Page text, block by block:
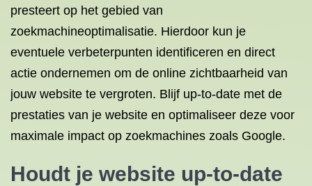
presteert op het gebied van
zoekmachineoptimalisatie. Hierdoor kun je
eventuele verbeterpunten identificeren en direct
actie ondernemen om de online zichtbaarheid van
jouw website te vergroten. Blijf up-to-date met de
prestaties van je website en optimaliseer deze voor
maximale impact op zoekmachines zoals Google.
Houdt je website up-to-date